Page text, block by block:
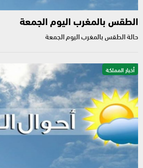
الطقس بالمغرب اليوم الجمعة
حالة الطقس بالمغرب اليوم الجمعة
أخبار المملكة